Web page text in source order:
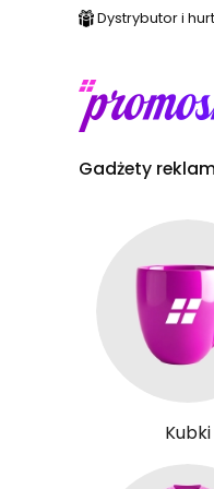
Dystrybutor i
Gadżety
Kubki